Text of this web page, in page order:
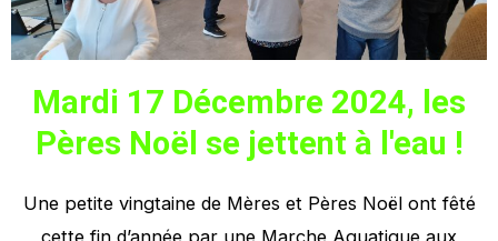
Mardi 17 Décembre 2024, les
Pères Noël se jettent à l'eau !
Une petite vingtaine de Mères et Pères Noël ont fêté
cette fin d’année par une Marche Aquatique aux